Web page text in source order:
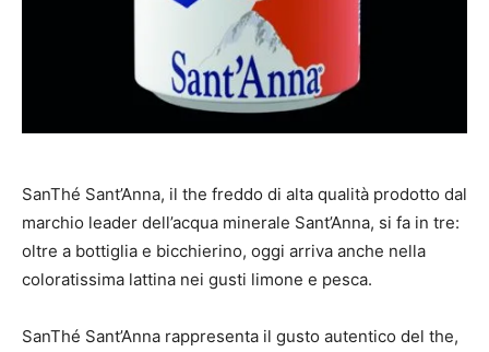
SanThé Sant’Anna, il the freddo di alta qualità prodotto dal
marchio leader dell’acqua minerale Sant’Anna, si fa in tre:
oltre a bottiglia e bicchierino, oggi arriva anche nella
coloratissima lattina nei gusti limone e pesca.
SanThé Sant’Anna rappresenta il gusto autentico del the,